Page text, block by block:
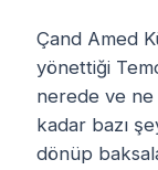
Çand Amed
yönettiği
nerede ve ne
kadar bazı
dönüp